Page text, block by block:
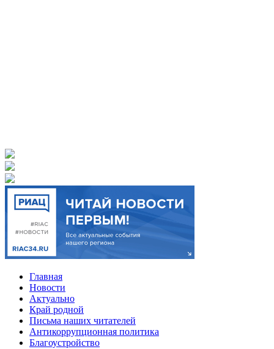
Главная
Новости
Актуально
Край родной
Письма наших читателей
Антикоррупционная политика
Благоустройство